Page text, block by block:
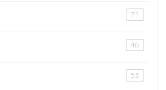
71
46
53